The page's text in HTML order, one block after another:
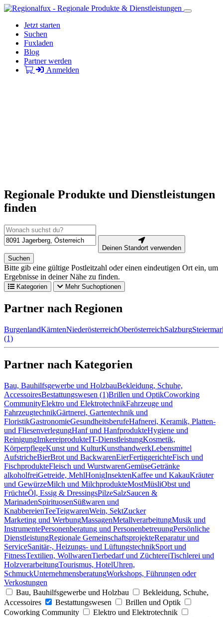
Jetzt starten
Suchen
Fuxladen
Blog
Partner werden
Anmelden
Regionale Produkte und Dienstleistungen
finden
Deinen Standort verwenden
Suchen
Bitte gib eine gültige Postleitzahl oder einen eindeutigen Ort ein, um
Ergebnisse in deiner Nähe zu finden.
Kategorien Mehr Suchoptionen
Partner nach Regionen
BurgenlandKärntenNiederösterreichOberösterreichSalzburg
(1)
Partner nach Kategorien
Bau, Bauhilfsgewerbe und HolzbauBekleidung, Schuhe,
AccessoiresBestattungswesen (1)Brillen und OptikCoworking
CommunityElektro und ElektrotechnikFahrzeuge und
FahrzeugtechnikGärtnerei, Gartentechnik und
FloristikGastronomieGesundheitsberufeHafnerei, Keramik, Platten-
und FliesenverlegungHanf und HanfprodukteHygiene und
ReinigungImkereiprodukteIT-DienstleistungKosmetik,
KörperpflegeKunst und KulturKunsthandwerkLebensmittel
AufstricheBierBrot und BackwarenEierFertiggerichteFisch und
FischprodukteFleisch und WurstwarenGemüseGetränke
alkoholfreiGetreide, MehlHonigInsektenKaffee und KakauKräuter
und GewürzeMilch und MilchprodukteMostMüsliObst und
FrüchteÖl, Essig & DressingsPilzeSalzSaucen &
MarinadenSpirituosenSüßwaren und
KnabbereienTeeTeigwarenWein, SektZucker
Marketing und WerbungMassagenMetallverarbeitungMusik und
InstrumentePersonenberatung und PersonenbetreuungPersönliche
DienstleistungRegionale GemeinschaftsprojekteReparatur und
ServiceSanitär-, Heizungs- und LüftungstechnikSport und
FitnessTextilien, WollwarenTierbedarf und ZüchtereiTischlerei und
HolzverarbeitungTourismus, HotelUhren,
SchmuckUnternehmensberatungWorkshops, Führungen oder
Verkostungen
Bau, Bauhilfsgewerbe und Holzbau
Bekleidung, Schuhe,
Accessoires
Bestattungswesen
Brillen und Optik
Coworking Community
Elektro und Elektrotechnik